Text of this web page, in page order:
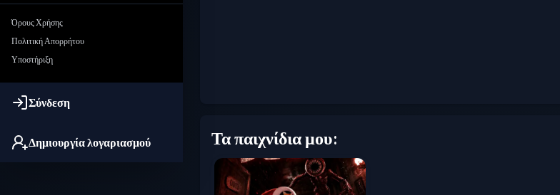
Όρους Χρήσης
Πολιτική Απορρήτου
Υποστήριξη
Σύνδεση
Δημιουργία λογαριασμού Τα παιχνίδια μου: